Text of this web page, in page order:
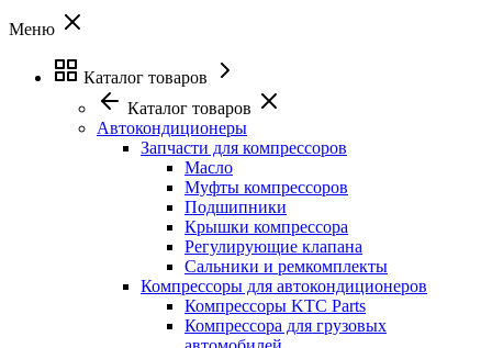
Меню
Каталог товаров
Каталог товаров
Автокондиционеры
Запчасти для компрессоров
Масло
Муфты компрессоров
Подшипники
Крышки компрессора
Регулирующие клапана
Сальники и ремкомплекты
Компрессоры для автокондиционеров
Компрессоры KTC Parts
Компрессора для грузовых